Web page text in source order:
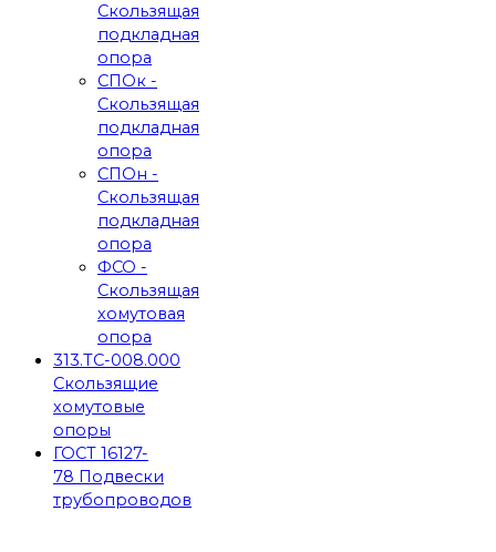
Скользящая
подкладная
опора
СПОк -
Скользящая
подкладная
опора
СПОн -
Скользящая
подкладная
опора
ФСО -
Скользящая
хомутовая
опора
313.ТС-008.000
Скользящие
хомутовые
опоры
ГОСТ 16127-
78 Подвески
трубопроводов